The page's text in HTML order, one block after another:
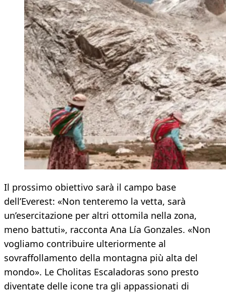
Il prossimo obiettivo sarà il campo base
dell’Everest: «Non tenteremo la vetta, sarà
un’esercitazione per altri ottomila nella zona,
meno battuti», racconta Ana Lía Gonzales. «Non
vogliamo contribuire ulteriormente al
sovraffollamento della montagna più alta del
mondo». Le Cholitas Escaladoras sono presto
diventate delle icone tra gli appassionati di